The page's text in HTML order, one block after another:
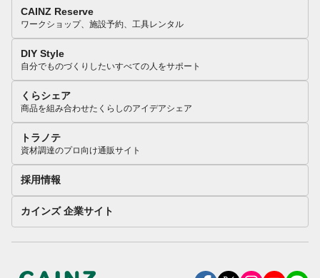
CAINZ Reserve
ワークショップ、施設予約、工具レンタル
DIY Style
自分でものづくりしたいすべての人をサポート
くらシェア
商品を組み合わせたくらしのアイデアシェア
トラノテ
資材調達のプロ向け通販サイト
採用情報
カインズ 企業サイト